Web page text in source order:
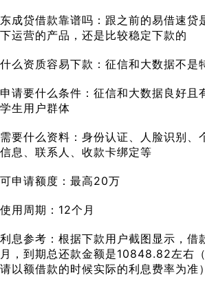
东成贷借款靠谱吗：跟之前的易借速贷
下运营的产品，还是比较稳定下款的
什么资质容易下款：征信和大数据不是
申请要什么条件：征信和大数据良好且
学生用户群体
需要什么资料：身份认证、人脸识别、
信息、联系人、收款卡绑定等
可申请额度：最高20万
使用周期：12个月
利息参考：根据下款用户截图显示，
月，到期总还款金额是10848.82左右
请以额借款的时候实际的利息费率为准